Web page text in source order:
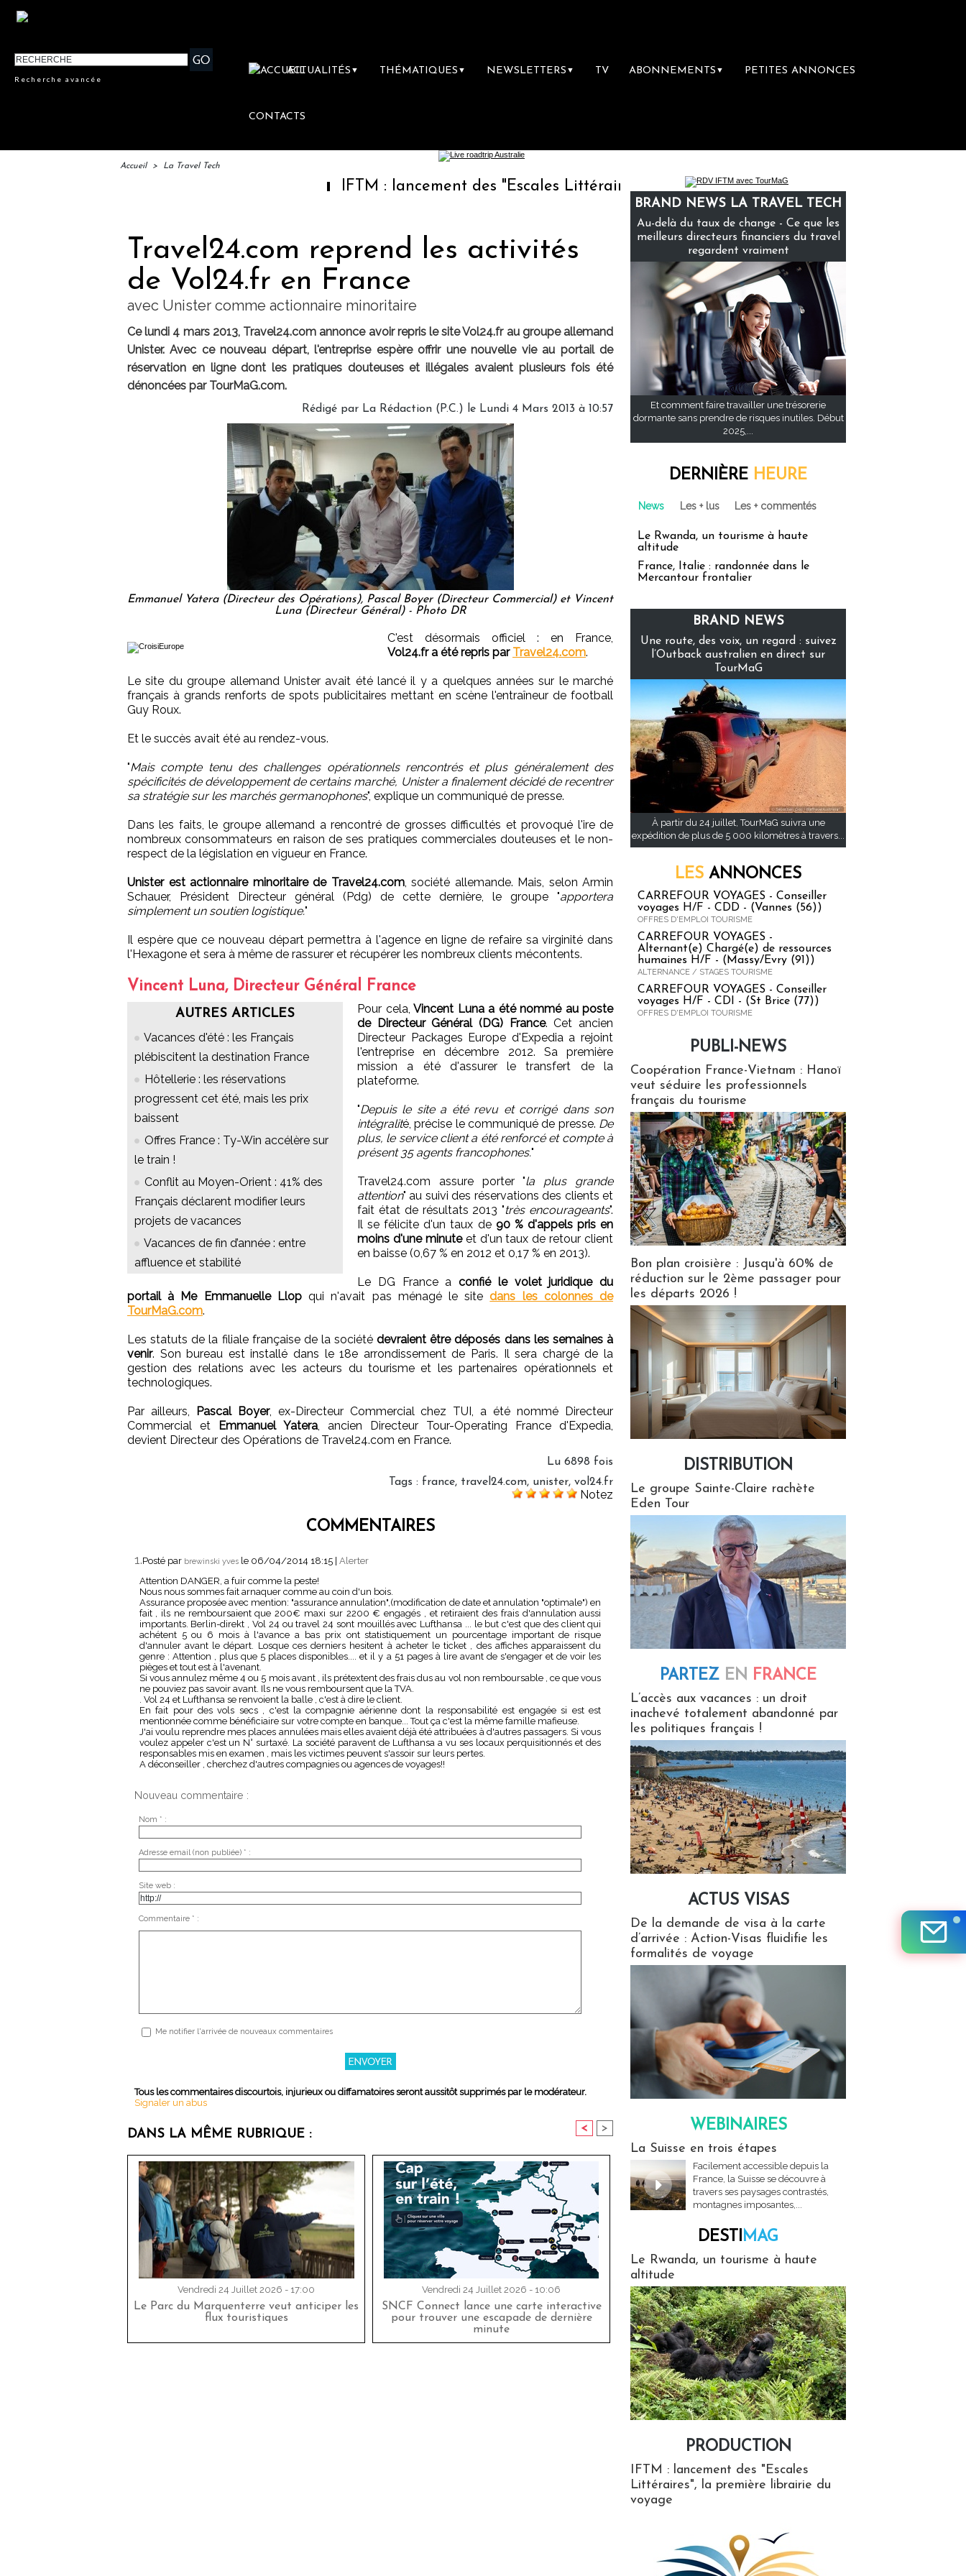
Recherche avancée
ACTUALITÉS ▼ THÉMATIQUES ▼ NEWSLETTERS ▼ TV ABONNEMENTS ▼ PETITES ANNONCES
CONTACTS
Accueil > La Travel Tech
IFTM : lancement des "Escales Littéraires", la première librairie du voyage
Travel24.com reprend les activités
de Vol24.fr en France
avec Unister comme actionnaire minoritaire
Ce lundi 4 mars 2013, Travel24.com annonce avoir repris le site Vol24.fr au groupe allemand
Unister. Avec ce nouveau départ, l'entreprise espère offrir une nouvelle vie au portail de
réservation en ligne dont les pratiques douteuses et illégales avaient plusieurs fois été
dénoncées par TourMaG.com.
Rédigé par La Rédaction (P.C.) le Lundi 4 Mars 2013 à 10:57
Emmanuel Yatera (Directeur des Opérations), Pascal Boyer (Directeur Commercial) et Vincent
Luna (Directeur Général) - Photo DR
C'est désormais officiel : en France,
Vol24.fr a été repris par Travel24.com.
Le site du groupe allemand Unister avait été lancé il y a quelques années sur le marché
français à grands renforts de spots publicitaires mettant en scène l'entraîneur de football
Guy Roux.
Et le succès avait été au rendez-vous.
"Mais compte tenu des challenges opérationnels rencontrés et plus généralement des
spécificités de développement de certains marché, Unister a finalement décidé de recentrer
sa stratégie sur les marchés germanophones", explique un communiqué de presse.
Dans les faits, le groupe allemand a rencontré de grosses difficultés et provoqué l'ire de
nombreux consommateurs en raison de ses pratiques commerciales douteuses et le non-
respect de la législation en vigueur en France.
Unister est actionnaire minoritaire de Travel24.com, société allemande. Mais, selon Armin
Schauer, Président Directeur général (Pdg) de cette dernière, le groupe "apportera
simplement un soutien logistique."
Il espère que ce nouveau départ permettra à l'agence en ligne de refaire sa virginité dans
l'Hexagone et sera à même de rassurer et récupérer les nombreux clients mécontents.
Vincent Luna, Directeur Général France
AUTRES ARTICLES
Vacances d'été : les Français
plébiscitent la destination France
Hôtellerie : les réservations
progressent cet été, mais les prix
baissent
Offres France : Ty-Win accélère sur
le train !
Conflit au Moyen-Orient : 41% des
Français déclarent modifier leurs
projets de vacances
Vacances de fin d’année : entre
affluence et stabilité
Pour cela, Vincent Luna a été nommé au poste
de Directeur Général (DG) France. Cet ancien
Directeur Packages Europe d'Expedia a rejoint
l'entreprise en décembre 2012. Sa première
mission a été d'assurer le transfert de la
plateforme.
"Depuis le site a été revu et corrigé dans son
intégralité, précise le communiqué de presse. De
plus, le service client a été renforcé et compte à
présent 35 agents francophones."
Travel24.com assure porter "la plus grande
attention" au suivi des réservations des clients et
fait état de résultats 2013 "très encourageants".
Il se félicite d'un taux de 90 % d'appels pris en
moins d'une minuteet d'un taux de retour client
en baisse (0,67 % en 2012 et 0,17 % en 2013).
Le DG France a confié le volet juridique du
portail à Me Emmanuelle Llopqui n'avait pas ménagé le sitedans les colonnes de
TourMaG.com.
Les statuts de la filiale française de la sociétédevraient être déposés dans les semaines à
venir. Son bureau est installé dans le 18e arrondissement de Paris. Il sera chargé de la
gestion des relations avec les acteurs du tourisme et les partenaires opérationnels et
technologiques.
Par ailleurs, Pascal Boyer, ex-Directeur Commercial chez TUI, a été nommé Directeur
Commercial et
Emmanuel Yatera, ancien Directeur Tour-Operating France d'Expedia,
devient Directeur des Opérations de Travel24.com en France.
Lu 6898 fois
Tags : france, travel24.com, unister, vol24.fr
Notez
COMMENTAIRES
1.Posté par brewinski yves le 06/04/2014 18:15 Alerter
Attention DANGER, a fuir comme la peste!
Nous nous sommes fait arnaquer comme au coin d'un bois.
Assurance proposée avec mention: "assurance annulation",(modification de date et annulation "optimale") en
fait , ils ne remboursaient que 200€ maxi sur 2200 € engagés , et retiraient des frais d'annulation aussi
importants. Berlin-direkt , Vol 24 ou travel 24 sont mouillés avec Lufthansa ... le but c'est que des client qui
achétent 5 ou 6 mois à l'avance a bas prix ont statistiquement un pourcentage important de risque
d'annuler avant le départ. Losque ces derniers hesitent à acheter le ticket , des affiches apparaissent du
genre : Attention , plus que 5 places disponibles.... et il y a 51 pages à lire avant de s'engager et de voir les
pièges et tout est à l'avenant.
Si vous annulez même 4 ou 5 mois avant , ils prétextent des frais dus au vol non remboursable , ce que vous
ne pouviez pas savoir avant. Ils ne vous remboursent que la TVA.
. Vol 24 et Lufthansa se renvoient la balle , c'est à dire le client.
En fait pour des vols secs , c'est la compagnie aérienne dont la responsabilité est engagée si est est
mentionnée comme bénéficiaire sur votre compte en banque... Tout ça c'est la même famille mafieuse.
J'ai voulu reprendre mes places annulées mais elles avaient déjà été attribuées à d'autres passagers. Si vous
voulez appeler c'est un N° surtaxé. La société paravent de Lufthansa a vu ses locaux perquisitionnés et des
responsables mis en examen , mais les victimes peuvent s'assoir sur leurs pertes.
A déconseiller , cherchez d'autres compagnies ou agences de voyages!!
Nouveau commentaire :
Nom * :
Adresse email (non publiée) * :
Site web :
Commentaire * :
Me notifier l'arrivée de nouveaux commentaires
Tous les commentaires discourtois, injurieux ou diffamatoires seront aussitôt supprimés par le modérateur.
Signaler un abus
DANS LA MÊME RUBRIQUE : < >
Vendredi 24 Juillet 2026 - 17:00
Le Parc du Marquenterre veut anticiper les
flux touristiques
Vendredi 24 Juillet 2026 - 10:06
SNCF Connect lance une carte interactive
pour trouver une escapade de dernière
minute
BRAND NEWS LA TRAVEL TECH
Au-delà du taux de change - Ce que les
meilleurs directeurs financiers du travel
regardent vraiment
Et comment faire travailler une trésorerie
dormante sans prendre de risques inutiles. Début
2025,...
DERNIÈRE HEURE
News Les + lus Les + commentés
Le Rwanda, un tourisme à haute
altitude
France, Italie : randonnée dans le
Mercantour frontalier
BRAND NEWS
Une route, des voix, un regard : suivez
l’Outback australien en direct sur
TourMaG
À partir du 24 juillet, TourMaG suivra une
expédition de plus de 5 000 kilomètres à travers...
LES ANNONCES
CARREFOUR VOYAGES - Conseiller
voyages H/F - CDD - (Vannes (56))
OFFRES D'EMPLOI TOURISME
CARREFOUR VOYAGES -
Alternant(e) Chargé(e) de ressources
humaines H/F - (Massy/Evry (91))
ALTERNANCE / STAGES TOURISME
CARREFOUR VOYAGES - Conseiller
voyages H/F - CDI - (St Brice (77))
OFFRES D'EMPLOI TOURISME
PUBLI-NEWS
Coopération France-Vietnam : Hanoï
veut séduire les professionnels
français du tourisme
Bon plan croisière : Jusqu'à 60% de
réduction sur le 2ème passager pour
les départs 2026 !
DISTRIBUTION
Le groupe Sainte-Claire rachète
Eden Tour
PARTEZ EN FRANCE
L’accès aux vacances : un droit
inachevé totalement abandonné par
les politiques français !
ACTUS VISAS
De la demande de visa à la carte
d’arrivée : Action-Visas fluidifie les
formalités de voyage
WEBINAIRES
La Suisse en trois étapes
Facilement accessible depuis la
France, la Suisse se découvre à
travers ses paysages contrastés,
montagnes imposantes,...
DESTIMAG
Le Rwanda, un tourisme à haute
altitude
PRODUCTION
IFTM : lancement des "Escales
Littéraires", la première librairie du
voyage